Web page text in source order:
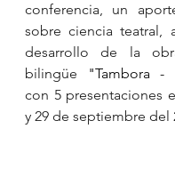
conferencia, un
sobre ciencia teatral,
desarrollo de la
bilingüe
con 5 presentaciones
y 29 de septiembre del